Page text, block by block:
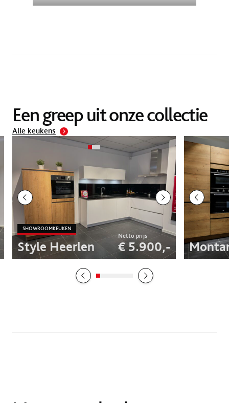
Een greep uit onze collectie
Alle keukens
SHOWROOMKEUKEN
Style Heerlen € 5.900,-